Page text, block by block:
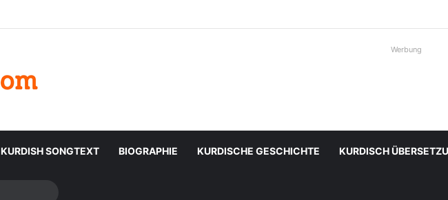
Werbung
KURDISH SONGTEXT BIOGRAPHIE KURDISCHE GESCHICHTE KURDISCH